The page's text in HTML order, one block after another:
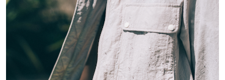
#注目のタグ
#SHOPPING ADDICT #憧れの逸品
#ESSENTIAL DESIGNS #古着サミット
#NEW VINTAGE #マイナーグッド図鑑
#路地裏てぃーん。 #MONTHLY JOURNAL